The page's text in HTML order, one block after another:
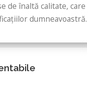
de înaltă calitate, care
dumneavoastră.